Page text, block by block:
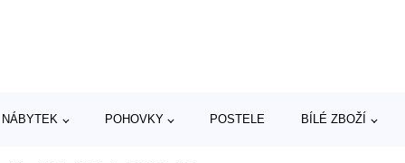
NÁBYTEK POHOVKY POSTELE BÍLÉ ZBOŽÍ